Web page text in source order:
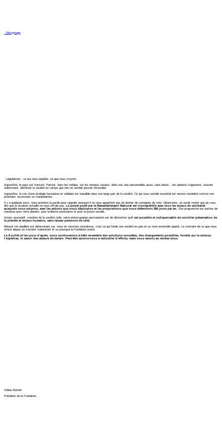
Décryptage
Législatives : ce qui nous inquiète, ce que nous croyons
Aujourd’hui, le pays est fracturé. Partout, dans les médias, sur les réseaux sociaux, dans nos vies personnelles aussi, sans doute... les opinions s’opposent, souvent
violemment, déchirant la société en camps que rien ne semble pouvoir réconcilier.
Aujourd’hui, la voix d’une écologie humaniste et solidaire est inaudible dans une large part de la société. Ce qui nous semble essentiel est encore considéré comme non
prioritaire, accessoire ou manipulatoire.
Il y a quelques jours, nous prenions la parole pour rappeler pourquoi il ne nous appartient pas de donner de consignes de vote. Néanmoins, ce serait mentir que de vous
dire que la situation actuelle ne nous effraie pas. Le projet porté par le Rassemblement National est incompatible avec tous les enjeux de solidarité
auxquels nous croyons, avec les actions que nous déployons et les propositions que nous défendons 365 jours par an.
Son programme est porteur de
menaces pour notre planète, pour la liberté associative et pour la justice sociale.
Acteur associatif, membre de la société civile, notre préoccupation permanente est de démontrer qu’il est possible et indispensable de concilier préservation de
la planète et enjeux humains, sans laisser personne de côté.
Réussir cet équilibre est déterminant car, nous en sommes convaincus, c’est ce qui fonde une société en paix et un vivre ensemble apaisé. Le contraire de ce que nous
vivons depuis un moment maintenant et ce pourquoi la Fondation existe.
Le 8 juillet et les jours d’après, nous continuerons à bâtir ensemble des solutions concrètes, des changements possibles, fondés sur la science,
l’expertise, le savoir des acteurs de terrain. Peut-être aurons-nous à redoubler d’efforts, mais nous serons au rendez-vous.
Gildas Bonnel
Président de la Fondation